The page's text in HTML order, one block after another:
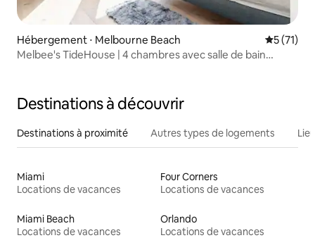
Hébergement ⋅ Melbourne Beach
5 (71)
Melbee's TideHouse | 4 chambres avec salle de bain
Destinations à découvrir
Destinations à proximité Autres types de logements
Miami
Locations de vacances
Four Corners
Locations de vacances
Miami Beach
Locations de vacances
Orlando
Locations de vacances